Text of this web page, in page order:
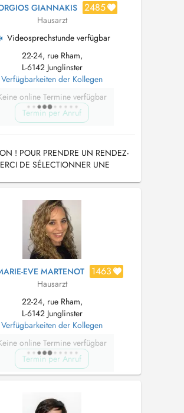
GIANNAKIS 2485
Hausarzt
Videosprechstunde verfügbar
22-24, rue Rham,
L-6142 Junglinster
Verfügbarkeiten der Kollegen
online Termine verfügbar
Termin per Anruf
! POUR PRENDRE UN RENDEZ-
DE SÉLECTIONNER UNE
EVE MARTENOT 1463
Hausarzt
22-24, rue Rham,
L-6142 Junglinster
Verfügbarkeiten der Kollegen
online Termine verfügbar
Termin per Anruf